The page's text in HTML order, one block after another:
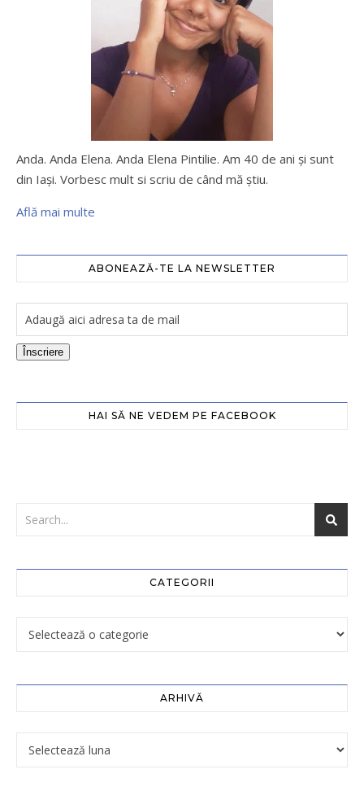
Anda. Anda Elena. Anda Elena Pintilie. Am 40 de ani şi sunt
din Iaşi. Vorbesc mult si scriu de când mă ştiu.
Află mai multe
ABONEAZĂ-TE LA NEWSLETTER
Înscriere
HAI SĂ NE VEDEM PE FACEBOOK
CATEGORII
ARHIVĂ